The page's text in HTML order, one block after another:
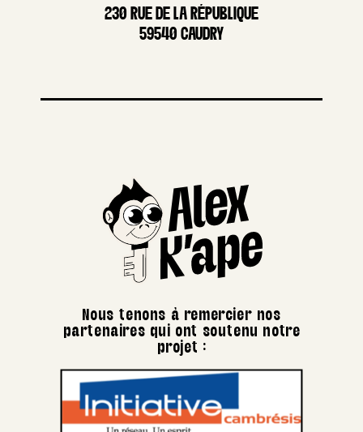
230 RUE DE LA RÉPUBLIQUE
59540 CAUDRY
Nous tenons à remercier nos
partenaires qui ont soutenu notre
projet :